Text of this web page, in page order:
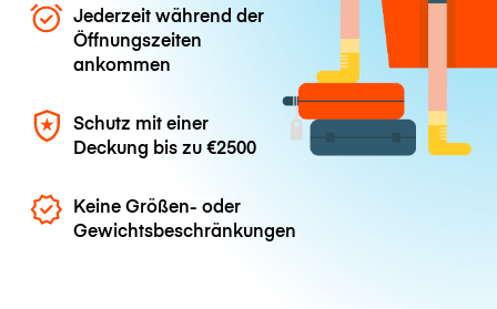
Jederzeit während der
Öffnungszeiten
ankommen
Schutz mit einer
Deckung bis zu€2500
Keine Größen- oder
Gewichtsbeschränkungen